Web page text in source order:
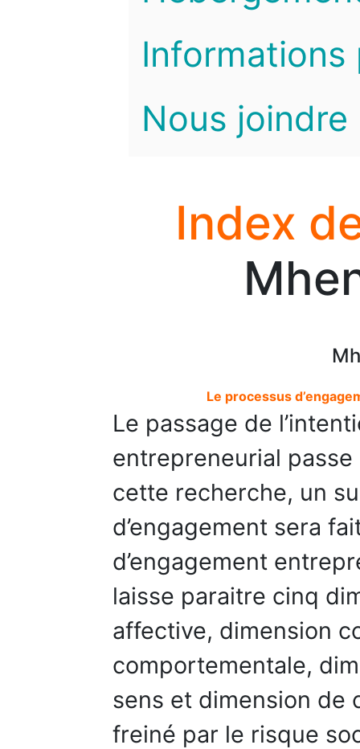
Informations
Nous joindre
Index
Le processus
Le passage de
entrepreneurial passe
cette recherche, un
d’engagement sera
d’engagement
laisse paraitre cinq
affective, dimension
comportementale,
sens et dimension de
freiné par le risque